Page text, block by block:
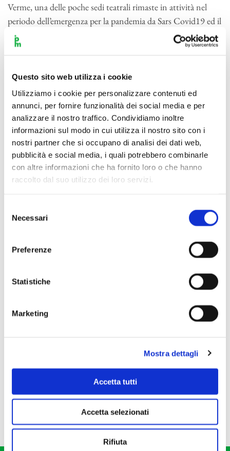
Questo sito web utilizza i cookie
Utilizziamo i cookie per personalizzare contenuti ed
annunci, per fornire funzionalità dei social media e per
analizzare il nostro traffico. Condividiamo inoltre
informazioni sul modo in cui utilizza il nostro sito con i
nostri partner che si occupano di analisi dei dati web,
pubblicità e social media, i quali potrebbero combinarle
con altre informazioni che ha fornito loro o che hanno
raccolto dal suo utilizzo dei loro servizi.
delNecessari
Preferenze
Statistiche
Marketing
Mostra dettagli
Accetta tutti
Accetta selezionati
Rifiuta
Verme, una delle poche sedi teatrali rimaste in attività nel
periodo dell’emergenza per la pandemia da Sars Covid19 ed il
primo ad aver riaperto al pubblico a seguito del lockdown del
2020.
Per saperne di più:Festival Mito SettembreMusica